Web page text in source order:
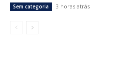
Sem categoria 3 horas atrás